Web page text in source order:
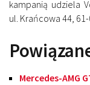
kampanią udziela
ul. Krańcowa 44,
Mercedes-AMG